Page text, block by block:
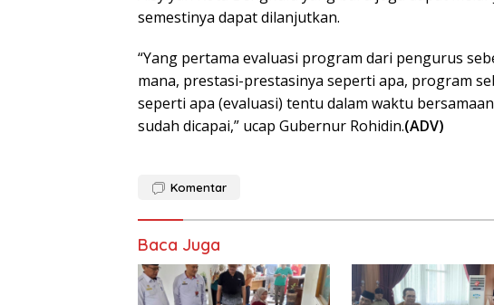
semestinya dapat dilanjutkan.
“Yang pertama evaluasi program dari pengurus
mana, prestasi-prestasinya seperti apa, program
seperti apa (evaluasi) tentu dalam waktu
sudah dicapai,” ucap Gubernur Rohidin.(ADV)
Komentar
Baca Juga